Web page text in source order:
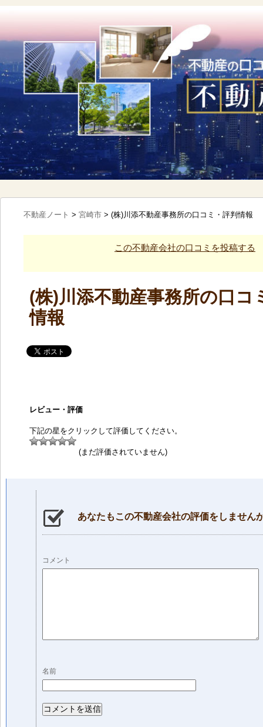
不動産ノート > 宮崎市 > (株)川添不動産事務所の口コミ・評判情報
この不動産会社の口コミを投稿する
(株)川添不動産事務所の口コ
情報
レビュー・評価
下記の星をクリックして評価してください。
(まだ評価されていません)
あなたもこの不動産会社の評価をしません
コメント
名前